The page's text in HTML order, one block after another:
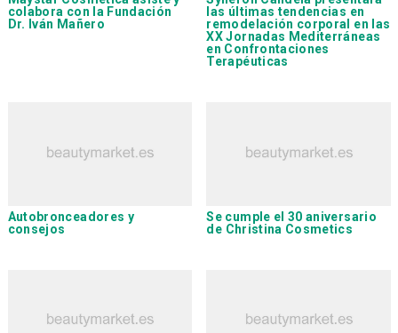
colabora con la Fundación
Dr. Iván Mañero
las últimas tendencias en
remodelación corporal en las
XX Jornadas Mediterráneas
en Confrontaciones
Terapéuticas
Autobronceadores y
consejos
Se cumple el 30 aniversario
de Christina Cosmetics